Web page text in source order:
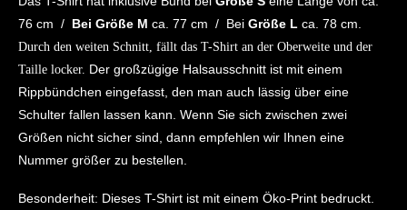
76 cm / Bei Größe M ca. 77 cm / Bei Größe L ca. 78 cm.
Durch den weiten Schnitt, fällt das T-Shirt an der Oberweite und der
Taille locker. Der großzügige Halsausschnitt ist mit einem
Rippbündchen eingefasst, den man auch lässig über eine
Schulter fallen lassen kann. Wenn Sie sich zwischen zwei
Größen nicht sicher sind, dann empfehlen wir Ihnen eine
Nummer größer zu bestellen.
Besonderheit: Dieses T-Shirt ist mit einem Öko-Print bedruckt.